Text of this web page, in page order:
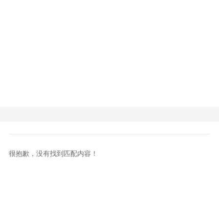
很抱歉，没有找到匹配内容！